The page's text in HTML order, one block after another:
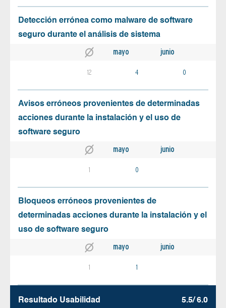
Detección errónea como malware de software
seguro durante el análisis de sistema
mayo junio
12 4 0
Avisos erróneos provenientes de determinadas
acciones durante la instalación y el uso de
software seguro
mayo junio
1 0
Bloqueos erróneos provenientes de
determinadas acciones durante la instalación y el
uso de software seguro
mayo junio
1 1
Resultado Usabilidad 5.5/ 6.0